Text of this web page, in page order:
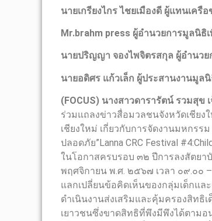
นายเกรียงไกร ไชยเมืองดี ผู้แทนเครื
Mr.brahm press ผู้อำนวยการมูลนิ
นายปริญญา จองไพจิตรสกุล ผู้อำนวย
นายอดิศร แก้วเล็ก ผู้ประสานงานมูลนิ
(FOCUS) นางสาวดารารัตน์ รวมสุข
ร่วมแถลงข่าวสื่อมวลชนจังหวัดเชีย
เชียงใหม่ เกี่ยวกับการจัดงานมหกรร
ปลอดภัย”Lanna CRC Festival
ในโอกาสครบรอบ ๓๒ ปีการลงสัตยา
พฤศจิกายน พ.ศ. ๒๕๖๗ เวลา ๐๙.๐๐
แลกเปลี่ยนข้อคิดเห็นของกลุ่มเด็กแ
ดำเนินงานส่งเสริมและคุ้มครองสิท
เยาวชนซึ่งขาดสิทธิที่พึงมีพึงได้ตาม